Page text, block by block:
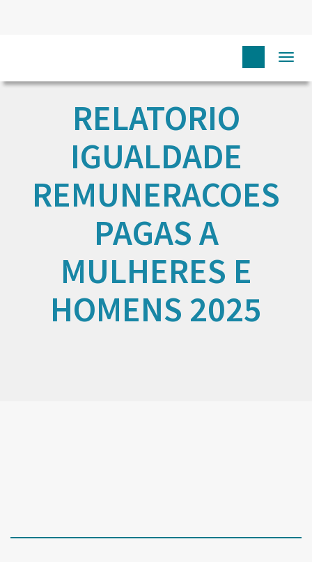
RELATORIO
IGUALDADE
REMUNERACOES
PAGAS A
MULHERES E
HOMENS 2025